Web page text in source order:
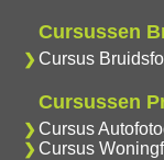
Cursussen
Cursus
Cursussen
Cursus
Cursus